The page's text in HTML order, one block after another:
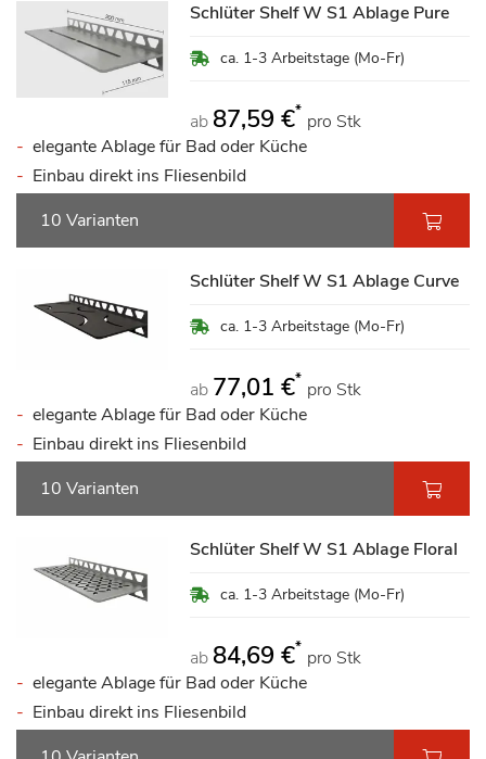
Schlüter Shelf W S1 Ablage Pure
ca. 1-3 Arbeitstage (Mo-Fr)
ab 87,59 €* pro Stk
elegante Ablage für Bad oder Küche
Einbau direkt ins Fliesenbild
10 Varianten
Schlüter Shelf W S1 Ablage Curve
ca. 1-3 Arbeitstage (Mo-Fr)
ab 77,01 €* pro Stk
elegante Ablage für Bad oder Küche
Einbau direkt ins Fliesenbild
10 Varianten
Schlüter Shelf W S1 Ablage Floral
ca. 1-3 Arbeitstage (Mo-Fr)
ab 84,69 €* pro Stk
elegante Ablage für Bad oder Küche
Einbau direkt ins Fliesenbild